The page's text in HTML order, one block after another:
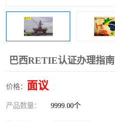
巴西RETIE认证办理指
价格： 面议
产品数量： 9999.00个